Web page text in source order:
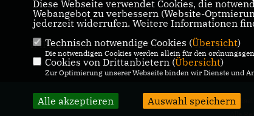
IMPRESSUM DATENSCHUTZ KONTAKT
@2026 Michael
Diese Webseite verwendet Cookies, die
Webangebot zu verbessern (Website-
jederzeit widerrufen. Weitere Informationen
Technisch notwendige Cookies (Übersicht)
Die notwendigen Cookies werden allein für den
Cookies von Drittanbietern (Übersicht)
Zur Optimierung unserer Webseite binden wir Dienste und
Alle akzeptieren Auswahl speichern